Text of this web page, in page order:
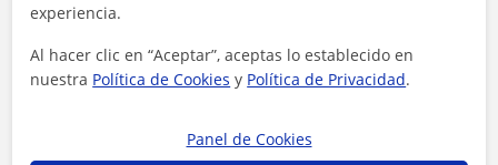
Al hacer clic, aceptas nuestro aviso legal privacidad
experiencia.
Al hacer clic en “Aceptar”, aceptas lo establecido en
nuestra Política de Cookies y Política de Privacidad.
Panel de Cookies